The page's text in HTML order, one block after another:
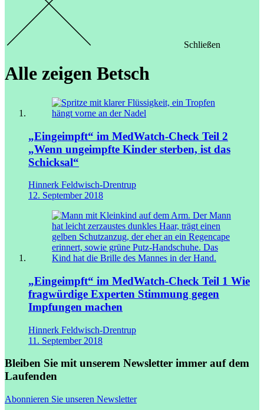
Schließen
Alle zeigen Betsch
„Eingeimpft“ im MedWatch-Check Teil 2
„Wenn ungeimpfte Kinder sterben, ist das
Schicksal“
Hinnerk Feldwisch-Drentrup
12. September 2018
„Eingeimpft“ im MedWatch-Check Teil 1 Wie
fragwürdige Experten Stimmung gegen
Impfungen machen
Hinnerk Feldwisch-Drentrup
11. September 2018
Bleiben Sie mit unserem Newsletter immer auf dem
Laufenden
Abonnieren Sie unseren Newsletter